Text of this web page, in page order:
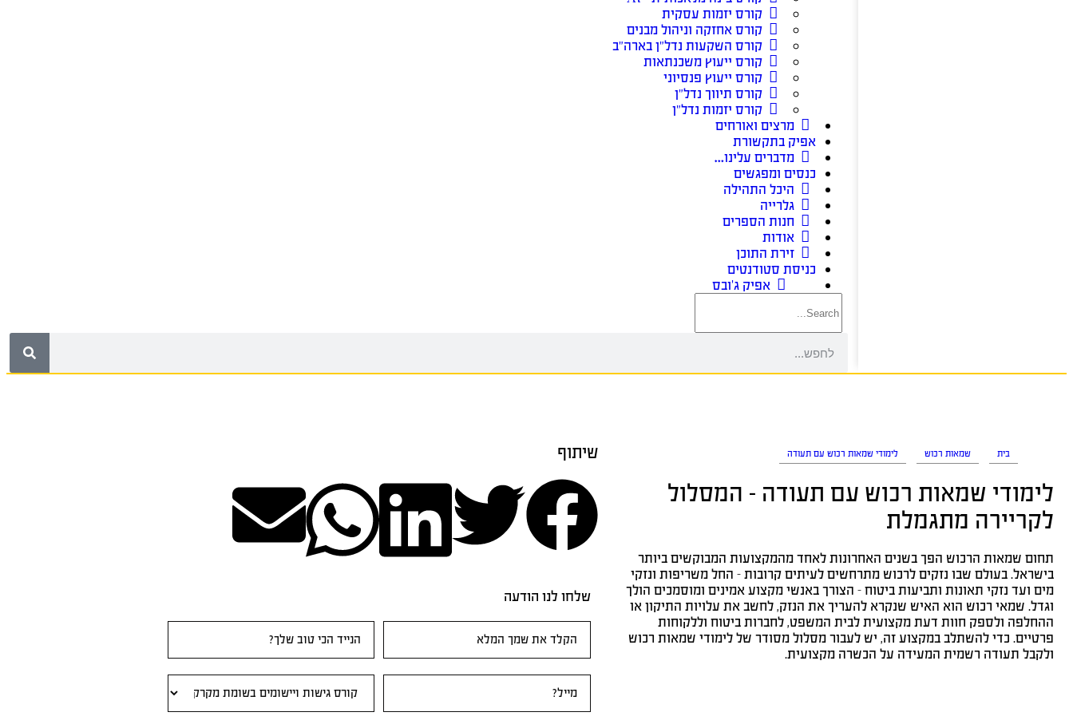
קורס יזמות עסקית
קורס אחזקה וניהול מבנים
קורס השקעות נדל״ן בארה״ב
קורס ייעוץ משכנתאות
קורס ייעוץ פנסיוני
קורס תיווך נדל״ן
קורס יזמות נדל״ן
מרצים ואורחים
אפיק בתקשורת
מדברים עלינו…
כנסים ומפגשים
היכל התהילה
גלרייה
חנות הספרים
אודות
זירת התוכן
כניסת סטודנטים
אפיק ג’ובס
בית שמאות רכוש לימודי שמאות רכוש עם תעודה
לימודי שמאות רכוש עם תעודה – המסלול
לקריירה מתגמלת
תחום שמאות הרכוש הפך בשנים האחרונות לאחד מהמקצועות המבוקשים ביותר
בישראל. בעולם שבו נזקים לרכוש מתרחשים לעיתים קרובות – החל משריפות ונזקי
מים ועד נזקי תאונות ותביעות ביטוח – הצורך באנשי מקצוע אמינים ומוסמכים הולך
וגדל. שמאי רכוש הוא האיש שנקרא להעריך את הנזק, לחשב את עלויות התיקון או
ההחלפה ולספק חוות דעת מקצועית לבית המשפט, לחברות ביטוח וללקוחות
פרטיים. כדי להשתלב במקצוע זה, יש לעבור מסלול מסודר של לימודי שמאות רכוש
ולקבל תעודה רשמית המעידה על הכשרה מקצועית.
שיתוף
שלחו לנו הודעה
ראשי